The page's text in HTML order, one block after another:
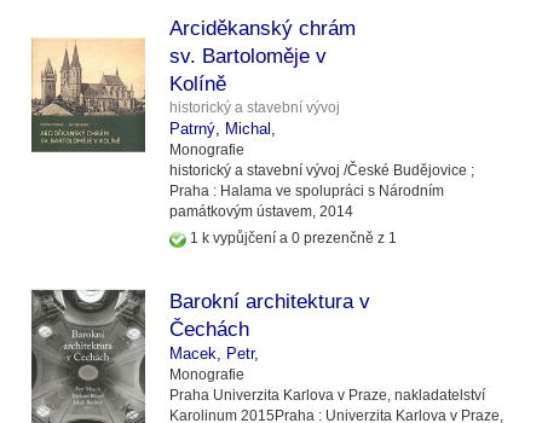
Arciděkanský chrám
sv. Bartoloměje v
Kolíně
historický a stavební vývoj
Patrný, Michal,
Monografie
historický a stavební vývoj /České Budějovice ;
Praha : Halama ve spolupráci s Národním
památkovým ústavem, 2014
1 k vypůjčení a 0 prezenčně z 1
Barokní architektura v
Čechách
Macek, Petr,
Monografie
Praha Univerzita Karlova v Praze, nakladatelství
Karolinum 2015 Praha : Univerzita Karlova v Praze,